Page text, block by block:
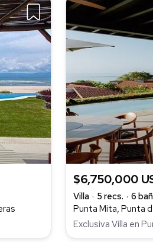
$6,750,000
Villa
5 recs. 6
Punta Mita, Punta
Exclusiva Villa en